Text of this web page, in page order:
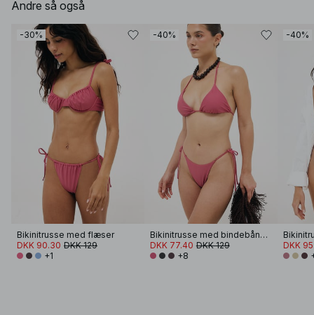
Andre så også
-30%
Bikinitrusse med flæser
DKK 90.30 DKK 129
+1
-40%
Bikinitrusse med bindebånd i siden
DKK 77.40 DKK 129
+8
-40%
DKK